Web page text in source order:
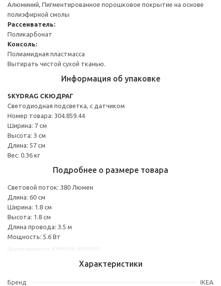
Алюминий, Пигментированное порошковое покрытие на основе
полиэфирной смолы
Рассеиватель:
Поликарбонат
Консоль:
Полиамидная пластмасса
Вытирать чистой сухой тканью.
Информация об упаковке
SKYDRAG СКЮДРАГ
Светодиодная подсветка, с датчиком
Номер товара: 304.859.44
Ширина: 7 см
Высота: 3 см
Длина: 57 см
Вес: 0.36 кг
Подробнее о размере товара
Световой поток: 380 Люмен
Длина: 60 см
Ширина: 1.8 см
Высота: 1.8 см
Длина провода: 3.5 м
Мощность: 5.6 Вт
Характеристики
Бренд IKEA